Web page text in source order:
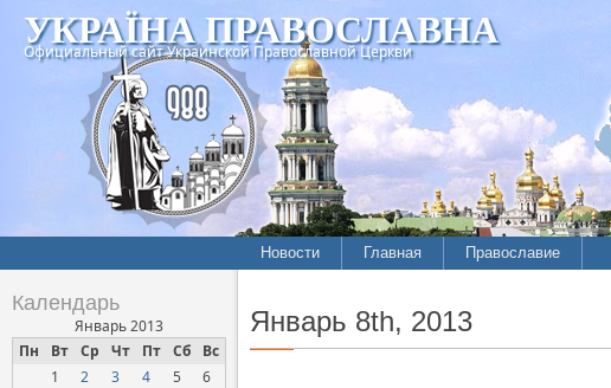
УКРАЇНА ПРАВОСЛАВНА
Официальный сайт Украинской Православной Церкви
Новости Главная Православие
Календарь
Январь 2013
Пн
Вт Ср Чт Пт Сб Вс
1 2 3 4 5
6
Январь 8th, 2013